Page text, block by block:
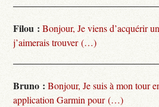
Filou : Bonjour, Je viens d’acquérir
j’aimerais trouver (…)
Bruno : Bonjour, Je suis à mon tour
application Garmin pour (…)